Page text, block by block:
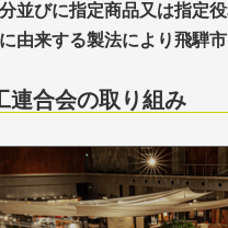
並びに指定商品又は指定役
由来する製法により飛騨
連合会の取り組み